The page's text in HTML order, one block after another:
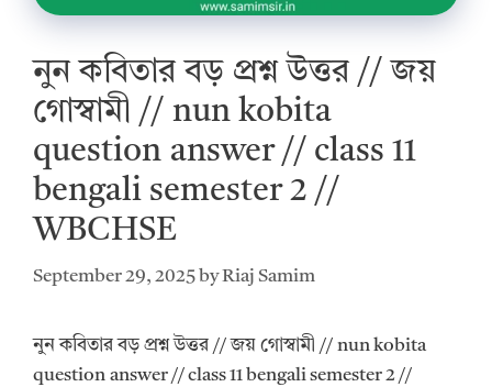
নুন কবিতার বড় প্রশ্ন উত্তর // জয়
গোস্বামী // nun kobita
question answer // class 11
bengali semester 2 //
WBCHSE
September 29, 2025 byRiaj Samim
নুন কবিতার বড় প্রশ্ন উত্তর // জয় গোস্বামী // nun kobita
question answer // class 11 bengali semester 2 //